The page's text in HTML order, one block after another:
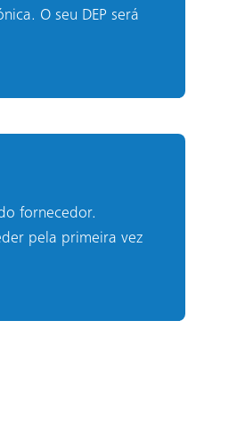
O seu DEP será
fornecedor.
pela primeira vez